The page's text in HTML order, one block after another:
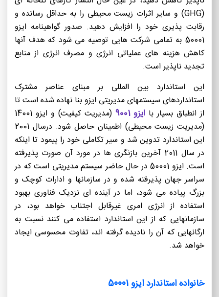
(GHG) و سایر اثرات زیست محیطی را به حداقل رسانده و
رقابت پذیری خود را افزایش دهید. صدور گواهینامه ایزو
50001 به تمامی شرکت هایی توصیه می شود که هدف آنها
کاهش هزینه های عملیاتی انرژی و مصرف انرژی از منابع
تجدید ناپذیر است.
این استاندارد بین المللی بر مبنای عناصر مشترک
استانداردهای سیستمهای مدیریتی ایزو بنا نهاده شده است تا
از انطباق بسیار با ایزو 9001
(مدیریت کیفیت) و ایزو 14001
(مدیریت زیست محیطی) اطمینان حاصل شود. درسال 2001
این استاندارد تدوین شد و سیر تکاملی خود را پیمود تا اینکه
در سال 2011 آخرین بازنگری ها در مورد آن صورت پذیرفته
است. ایزو 50001 در حال حاضر سیستم مدیریتی است که در
سراسر جهان پذیرفته شده و در سازمانها و ادارات کوچک و
بزرگ پیاده می شود، اما در آینده ای نزدیک فناوری بهبود
استفاده از انرژی امری غیرقابل اجتناب خواهد بود، در
سازمانهایی که از این استاندارد استفاده می کنند نسبت به
ارگانهایی که آن را نادیده گرفته اند، تفاوت محسوسی ایجاد
خواهد شد.
خانواده استاندارد ایزو 50001